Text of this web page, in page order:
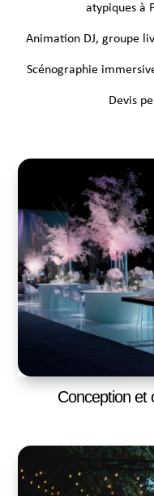
atypiques à
Animation DJ, groupe
Scénographie
Devis
Conception et